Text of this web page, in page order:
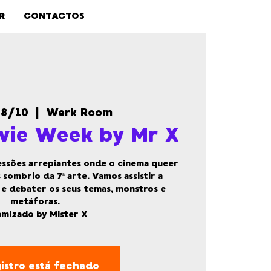
CONTACTOS
10 Werk Room
Week by Mr X
arrepiantes onde o cinema queer
da 7ª arte. Vamos assistir a
debater os seus temas, monstros e
metáforas.
by Mister X
está fechado